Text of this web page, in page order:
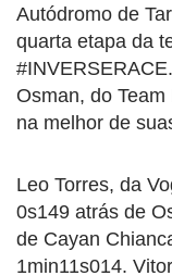
Autódromo de
quarta etapa da
Osman, do
na melhor de
Leo Torres, da
0s149 atrás de
de Cayan
1min11s014.